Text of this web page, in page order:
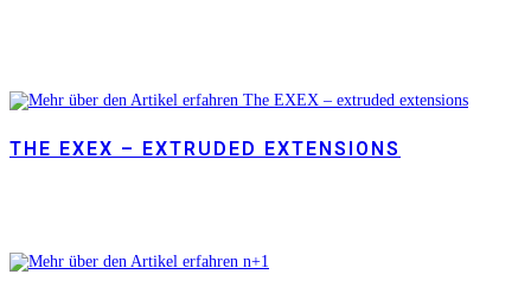
THE EXEX – EXTRUDED EXTENSIONS